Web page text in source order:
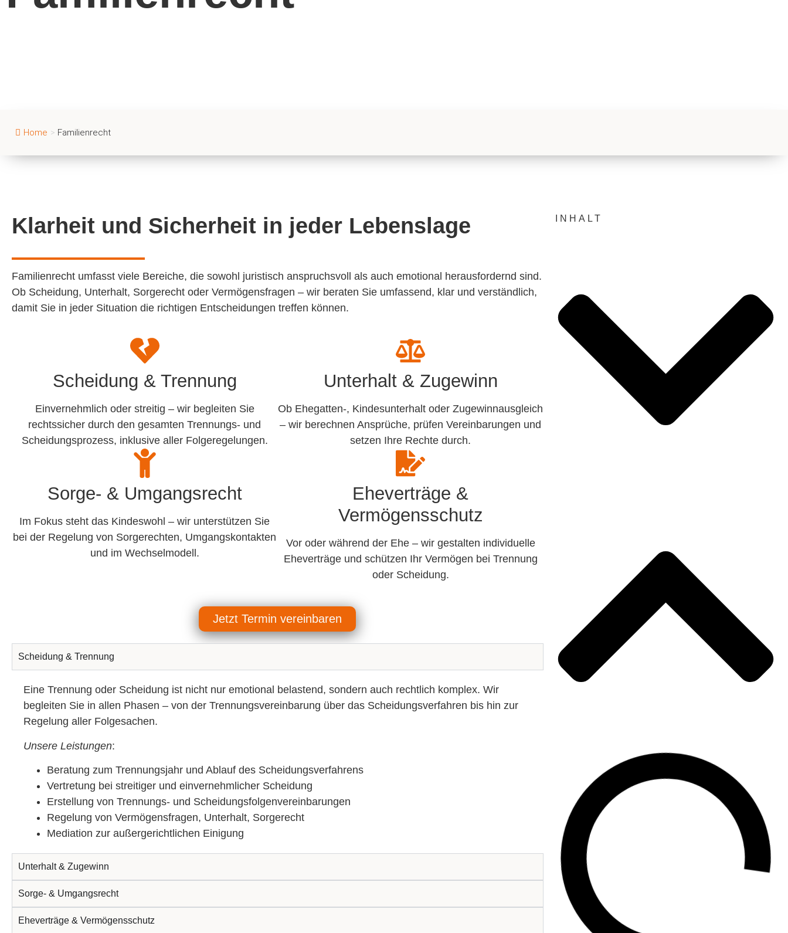
Home > Familienrecht
Klarheit und Sicherheit in jeder Lebenslage
Familienrecht umfasst viele Bereiche, die sowohl juristisch anspruchsvoll als auch emotional herausfordernd sind.
Ob Scheidung, Unterhalt, Sorgerecht oder Vermögensfragen – wir beraten Sie umfassend, klar und verständlich,
damit Sie in jeder Situation die richtigen Entscheidungen treffen können.
Scheidung & Trennung
Einvernehmlich oder streitig – wir begleiten Sie
rechtssicher durch den gesamten Trennungs- und
Scheidungsprozess, inklusive aller Folgeregelungen.
Unterhalt & Zugewinn
Ob Ehegatten-, Kindesunterhalt oder Zugewinnausgleich
– wir berechnen Ansprüche, prüfen Vereinbarungen und
setzen Ihre Rechte durch.
Sorge- & Umgangsrecht
Im Fokus steht das Kindeswohl – wir unterstützen Sie
bei der Regelung von Sorgerechten, Umgangskontakten
und im Wechselmodell.
Eheverträge &
Vermögensschutz
Vor oder während der Ehe – wir gestalten individuelle
Eheverträge und schützen Ihr Vermögen bei Trennung
oder Scheidung.
Jetzt Termin vereinbaren
Scheidung & Trennung
Eine Trennung oder Scheidung ist nicht nur emotional belastend, sondern auch rechtlich komplex. Wir
begleiten Sie in allen Phasen – von der Trennungsvereinbarung über das Scheidungsverfahren bis hin zur
Regelung aller Folgesachen.
Unsere Leistungen:
Beratung zum Trennungsjahr und Ablauf des Scheidungsverfahrens
Vertretung bei streitiger und einvernehmlicher Scheidung
Erstellung von Trennungs- und Scheidungsfolgenvereinbarungen
Regelung von Vermögensfragen, Unterhalt, Sorgerecht
Mediation zur außergerichtlichen Einigung
Unterhalt & Zugewinn
Sorge- & Umgangsrecht
Eheverträge & Vermögensschutz
INHALT